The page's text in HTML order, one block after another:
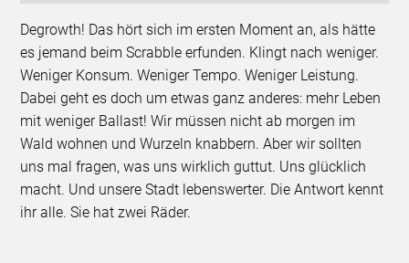
Degrowth! Das hört sich im ersten Moment an, als hätte
es jemand beim Scrabble erfunden. Klingt nach weniger.
Weniger Konsum. Weniger Tempo. Weniger Leistung.
Dabei geht es doch um etwas ganz anderes: mehr Leben
mit weniger Ballast! Wir müssen nicht ab morgen im
Wald wohnen und Wurzeln knabbern. Aber wir sollten
uns mal fragen, was uns wirklich guttut. Uns glücklich
macht. Und unsere Stadt lebenswerter. Die Antwort kennt
ihr alle. Sie hat zwei Räder.